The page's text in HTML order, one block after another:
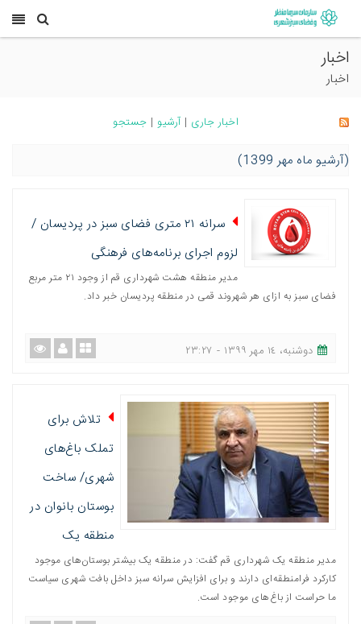
اخبار
اخبار
اخبار جاری | آرشیو | جستجو
(آرشیو ماه مهر 1399)
سرانه ۲۱ متری فضای سبز در پردیسان /
لزوم اجرای برنامه‌های فرهنگی
مدیر منطقه هشت شهرداری قم از وجود ٢١ متر مربع
فضای سبز به ازای هر شهروند قمی در منطقه پردیسان خبر داد.
دوشنبه، ١٤ مهر ١٣٩٩ - ٢٣:٢٧
تلاش برای
تملک باغ‌های
شهری/ ساخت
بوستان بانوان در
منطقه یک
مدیر منطقه یک شهرداری قم گفت: در منطقه یک بیشتر بوستان‌های موجود
کارکرد فرامنطقه‌ای دارند و برای افزایش سرانه سبز داخل بافت شهری سیاست
ما حراست از باغ‌های موجود است.